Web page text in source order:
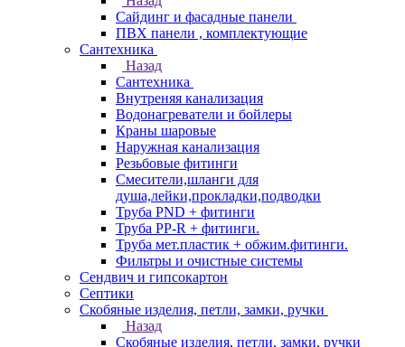
Сайдинг и фасадные панели
ПВХ панели , комплектующие
Сантехника
Назад
Сантехника
Внутреняя канализация
Водонагреватели и бойлеры
Краны шаровые
Наружная канализация
Резьбовые фитинги
Смесители,шланги для
душа,лейки,прокладки,подводки
Труба PND + фитинги
Труба PP-R + фитинги.
Труба мет.пластик + обжим.фитинги.
Фильтры и очистные системы
Сендвич и гипсокартон
Септики
Скобяные изделия, петли, замки, ручки
Назад
Скобяные изделия, петли, замки, ручки